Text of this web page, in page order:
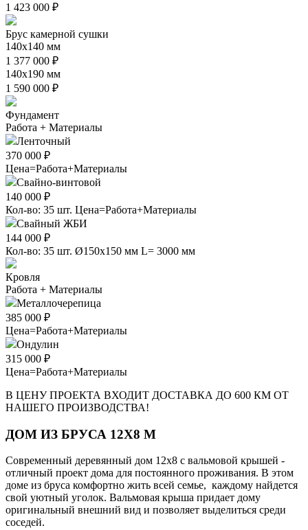
1 423 000 ₽
Брус камерной сушки
140х140 мм
1 377 000 ₽
140х190 мм
1 590 000 ₽
Фундамент
Работа + Материалы
Ленточный
370 000 ₽
Цена=Работа+Материалы
Свайно-винтовой
140 000 ₽
Кол-во: 35 шт. Цена=Работа+Материалы
Свайный ЖБИ
144 000 ₽
Кол-во: 35 шт. Ø150х150 мм L= 3000 мм
Кровля
Работа + Материалы
Металлочерепица
385 000 ₽
Цена=Работа+Материалы
Ондулин
315 000 ₽
Цена=Работа+Материалы
В ЦЕНУ ПРОЕКТА ВХОДИТ ДОСТАВКА ДО 600 КМ ОТ
НАШЕГО ПРОИЗВОДСТВА!
ДОМ ИЗ БРУСА 12Х8 М
Современный деревянный дом 12х8 с вальмовой крышей -
отличный проект дома для постоянного проживания. В этом
доме из бруса комфортно жить всей семье, каждому найдется
свой уютный уголок. Вальмовая крыша придает дому
оригинальный внешний вид и позволяет выделиться среди
соседей.